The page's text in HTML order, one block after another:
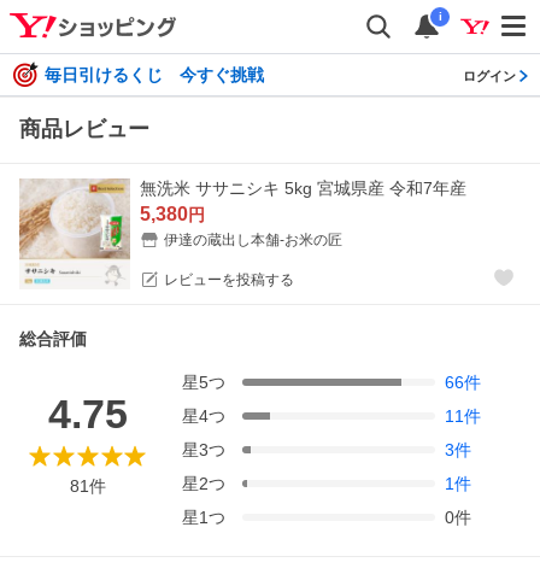
i
毎日引けるくじ 今すぐ挑戦 ログイン
商品レビュー
無洗米 ササニシキ 5kg 宮城県産 令和7年産
5,380円
伊達の蔵出し本舗-お米の匠
レビューを投稿する
総合評価
4.75
81件
星5つ 66件
星4つ 11件
星3つ 3件
星2つ 1件
星1つ 0件